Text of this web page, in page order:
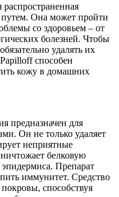
Она может пройти
со здоровьем – от
болезней. Чтобы
удалять их
способен
кожу в домашних
предназначен для
Он не только удаляет
неприятные
белковую
эпидермиса. Препарат
иммунитет. Средство
способствуя